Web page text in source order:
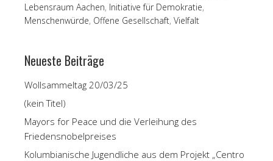
Lebensraum Aachen, Initiative für Demokratie,
Menschenwürde, Offene Gesellschaft, Vielfalt
Neueste Beiträge
Wollsammeltag 20/03/25
(kein Titel)
Mayors for Peace und die Verleihung des
Friedensnobelpreises
Kolumbianische Jugendliche aus dem Projekt „Centro